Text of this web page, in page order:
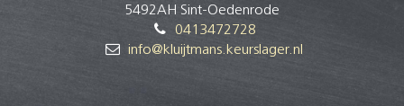
5492AH Sint-Oedenrode
0413472728
info@kluijtmans.keurslager.nl